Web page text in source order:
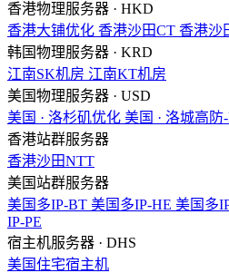
香港物理服务器 · HKD
香港大铺优化 香港沙田CT 香港沙
韩国物理服务器 · KRD
江南SK机房 江南KT机房
美国物理服务器 · USD
美国 · 洛杉矶优化 美国 · 洛城高防
香港站群服务器
香港沙田NTT
美国站群服务器
美国多IP-BT 美国多IP-HE 美国多
IP-PE
宿主机服务器 · DHS
美国住宅宿主机